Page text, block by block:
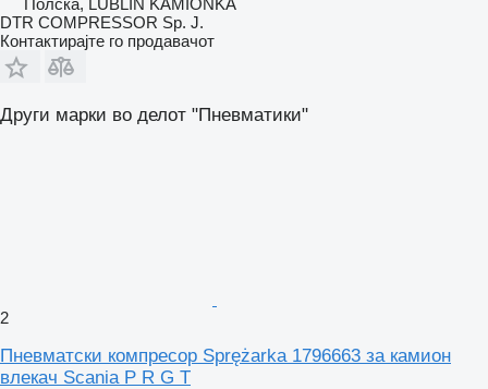
Полска, LUBLIN KAMIONKA
DTR COMPRESSOR Sp. J.
Контактирајте го продавачот
Други марки во делот "Пневматики"
2
Пневматски компресор Sprężarka 1796663 за камион
влекач Scania P R G T